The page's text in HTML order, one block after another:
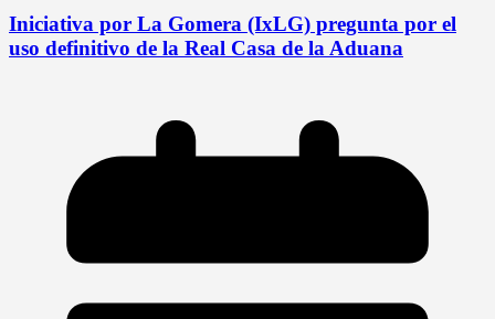
Iniciativa por La Gomera (IxLG) pregunta por el
uso definitivo de la Real Casa de la Aduana